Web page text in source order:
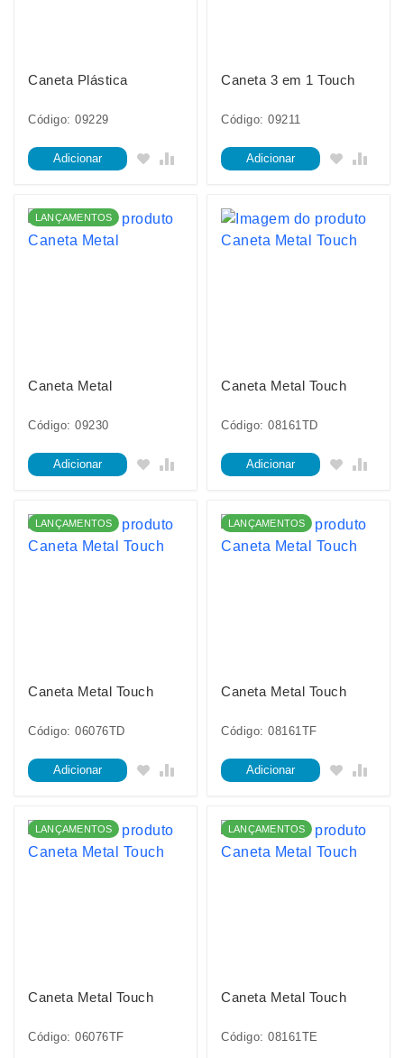
Caneta Plástica
Código: 09229
Adicionar
Caneta 3 em 1 Touch
Código: 09211
Adicionar
LANÇAMENTOS
Caneta Metal
Código: 09230
Adicionar
Caneta Metal Touch
Código: 08161TD
Adicionar
LANÇAMENTOS
Caneta Metal Touch
Código: 06076TD
Adicionar
LANÇAMENTOS
Caneta Metal Touch
Código: 08161TF
Adicionar
LANÇAMENTOS
Caneta Metal Touch
Código: 06076TF
LANÇAMENTOS
Caneta Metal Touch
Código: 08161TE